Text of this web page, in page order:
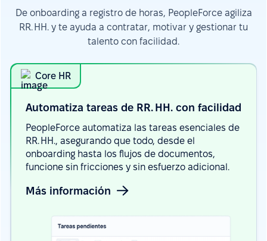
De onboarding a registro de horas, PeopleForce agiliza
RR. HH. y te ayuda a contratar, motivar y gestionar tu
talento con facilidad.
Core HR
Automatiza tareas de RR. HH. con facilidad
PeopleForce automatiza las tareas esenciales de
RR. HH., asegurando que todo, desde el
onboarding hasta los flujos de documentos,
funcione sin fricciones y sin esfuerzo adicional.
Más información